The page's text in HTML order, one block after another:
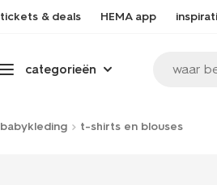
tickets & deals HEMA app
categorieën waar
babykleding t-shirts en blouses